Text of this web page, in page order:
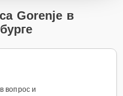
Gorenje в
вопрос и